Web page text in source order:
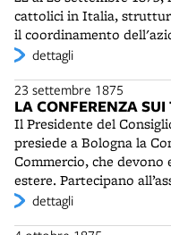
confezionato".
femminile e maschile
che darà ottimi risultati.
cattolici in Italia,
il coordinamento
cattolici. L'idea è nata
Giovanni Acquaderni, e
a Venezia durante i
della vittoria di Lepanto.
l'Opera intende
del Papa, strutturato e
gerarchica della Chiesa.
diocesani e parrocchiali.
a Bologna e la
dettagli
23 settembre 1875
LA CONFERENZA
Il Presidente del
presiede a Bologna la
Commercio, che
estere. Partecipano
Emilio Visconti-Venosta
dettagli